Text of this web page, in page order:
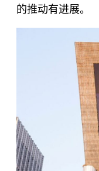
的推动有进展。